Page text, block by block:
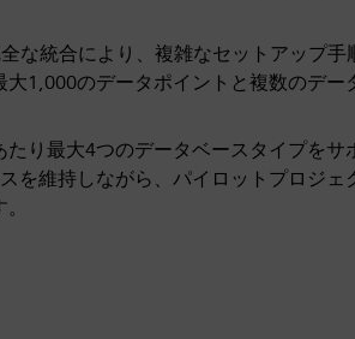
な統合により、複雑なセットアップ手
1,000のデータポイントと複数のデー
り最大4つのデータベースタイプをサ
を維持しながら、パイロットプロジェ